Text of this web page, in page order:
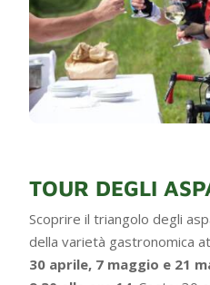
TOUR DEGLI
Scoprire il triangolo degli
della varietà gastronomica
30 aprile, 7 maggio e 21